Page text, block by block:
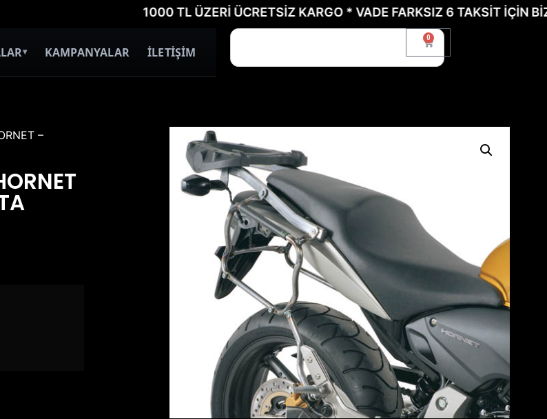
1000 TL ÜZERİ ÜCRETSİZ KARGO * VADE FARKSIZ 6 TAKSİT İÇİN BİZE
▾ KAMPANYALAR İLETİŞİM
0
–